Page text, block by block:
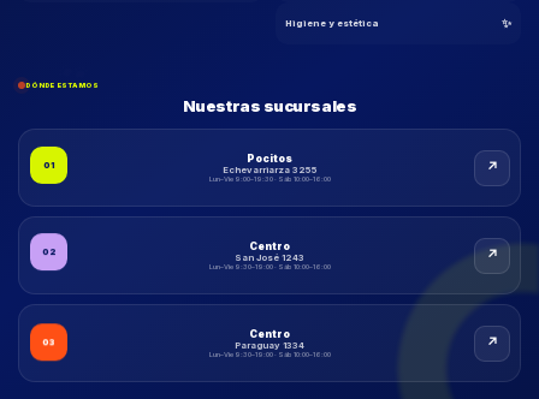
Higiene y estética ✨
DÓNDE ESTAMOS
Nuestras sucursales
01
Pocitos
Echevarriarza 3255
Lun–Vie 9:00–19:30 · Sáb 10:00–16:00
↗
02
Centro
San José 1243
Lun–Vie 9:30–19:00 · Sáb 10:00–16:00
↗
03
Centro
Paraguay 1334
Lun–Vie 9:30–19:00 · Sáb 10:00–16:00
↗